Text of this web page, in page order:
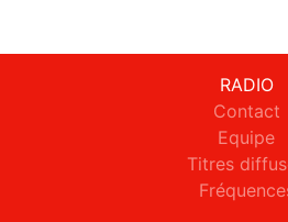
RADIO
Contact
Equipe
Titres